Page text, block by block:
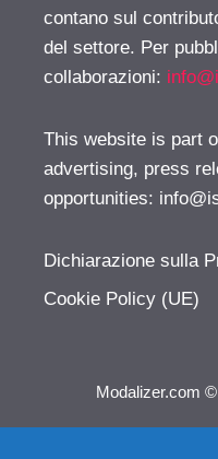
contano sul
del settore. Per
collaborazioni:
This website is part
advertising, press
opportunities:
Dichiarazione sulla
Cookie Policy (UE)
Modalizer.com